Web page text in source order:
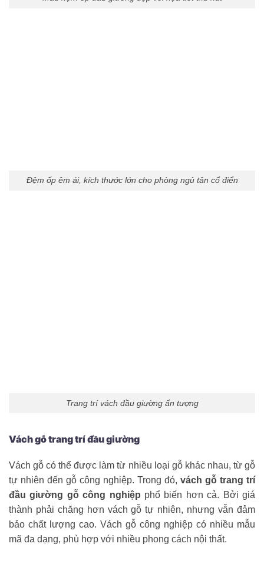
Đệm ốp êm ái, kích thước lớn cho phòng ngủ tân cổ điển
Trang trí vách đầu giường ấn tượng
Vách gỗ trang trí đầu giường
Vách gỗ có thể được làm từ nhiều loại gỗ khác nhau, từ gỗ
tự nhiên đến gỗ công nghiệp. Trong đó, vách gỗ trang trí
đầu giường gỗ công nghiệp phổ biến hơn cả. Bởi giá
thành phải chăng hơn vách gỗ tự nhiên, nhưng vẫn đảm
bảo chất lượng cao. Vách gỗ công nghiệp có nhiều mẫu
mã đa dạng, phù hợp với nhiều phong cách nội thất.